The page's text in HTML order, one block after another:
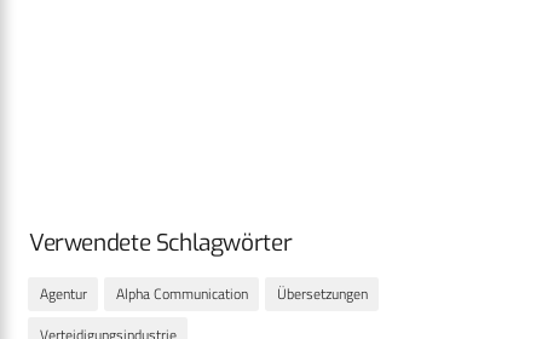
Verwendete Schlagwörter
Agentur Alpha Communication
Übersetzungen
Verteidigungsindustrie